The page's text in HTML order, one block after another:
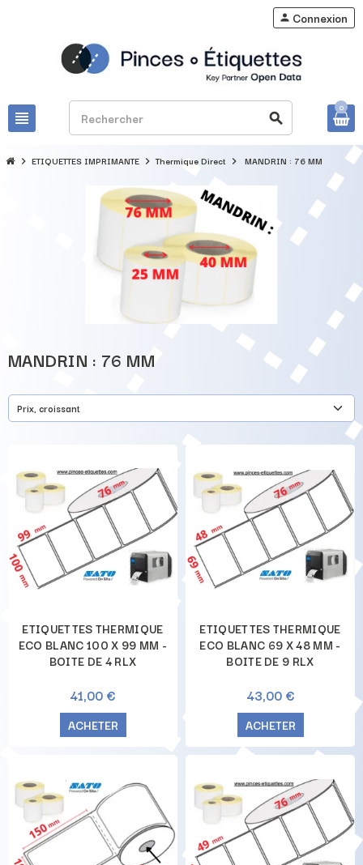
view_headline search
person Connexion
0
chevron_right ETIQUETTES IMPRIMANTE chevron_right Thermique Direct chevron_right MANDRIN : 76 MM
MANDRIN : 76 MM
Prix, croissant
ETIQUETTES THERMIQUE
ECO BLANC 100 X 99 MM -
BOITE DE 4 RLX
41,00 €
ACHETER
ETIQUETTES THERMIQUE
ECO BLANC 69 X 48 MM -
BOITE DE 9 RLX
43,00 €
ACHETER